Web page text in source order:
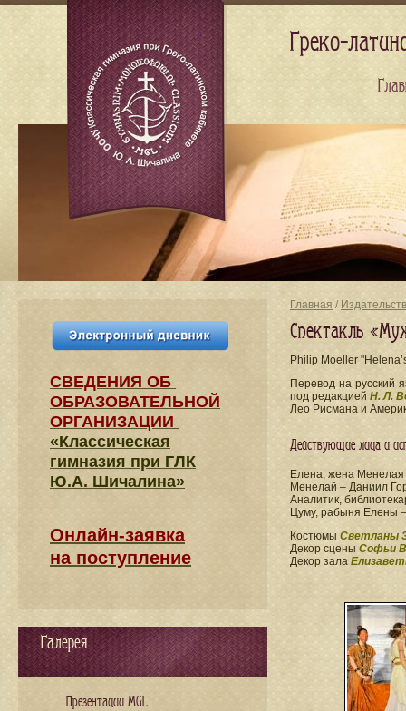
Главная /
Спектакль
Philip Moeller
Перевод на русский
под редакцией Н. Л.
Лео Рисмана и
Действующие лица и
Елена, жена
Менелай – Даниил
Аналитик,
Цуму, рабыня Елены
Костюмы Светланы
Декор сцены Софьи
Декор зала
СВЕДЕНИЯ​ ОБ
ОБРАЗОВАТЕЛЬНОЙ
ОРГАНИЗАЦИИ
«Классическая
гимназия при ГЛК
Ю.А. Шичалина»
Онлайн-заявка
на поступление
Галерея
Презентации MGL
Греко-